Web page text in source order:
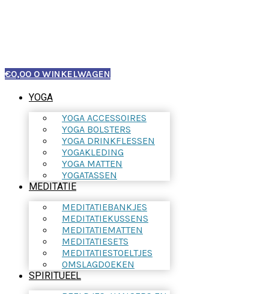
€0,00 0 WINKELWAGEN
YOGA
YOGA ACCESSOIRES
YOGA BOLSTERS
YOGA DRINKFLESSEN
YOGAKLEDING
YOGA MATTEN
YOGATASSEN
MEDITATIE
MEDITATIEBANKJES
MEDITATIEKUSSENS
MEDITATIEMATTEN
MEDITATIESETS
MEDITATIESTOELTJES
OMSLAGDOEKEN
SPIRITUEEL